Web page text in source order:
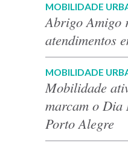
MOBILIDADE
Abrigo Amigo
atendimentos
MOBILIDADE
Mobilidade
marcam o
Porto Alegre